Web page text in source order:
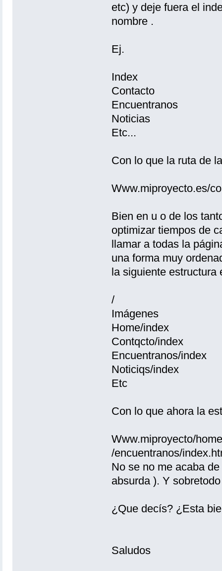
etc) y deje fuera el
nombre .
Ej.
Index
Contacto
Encuentranos
Noticias
Etc...
Con lo que la ruta de
Www.miproyecto.es/
Bien en u o de los
optimizar tiempos de
llamar a todas la
una forma muy
la siguiente estructura
/
Imágenes
Home/index
Contqcto/index
Encuentranos/index
Noticiqs/index
Etc
Con lo que ahora la
Www.miproyecto/
/encuentranos/
No se no me acaba
absurda ). Y
¿Que decís? ¿Esta
Saludos